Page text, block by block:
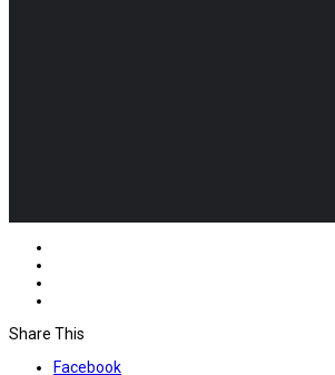
Share This
Facebook